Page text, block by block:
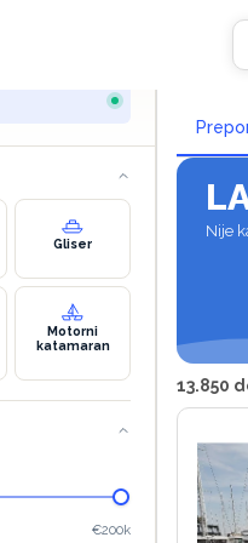
Gliser
Motorni
katamaran
€200k
Nije
13.850